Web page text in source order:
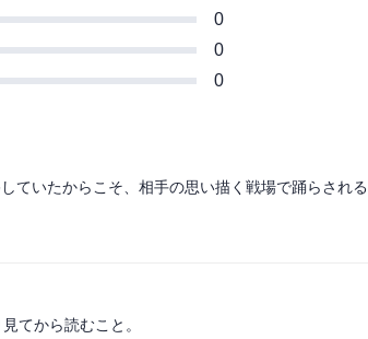
0
0
0
ていたからこそ、相手の思い描く戦場で踊らされ
てから読むこと。